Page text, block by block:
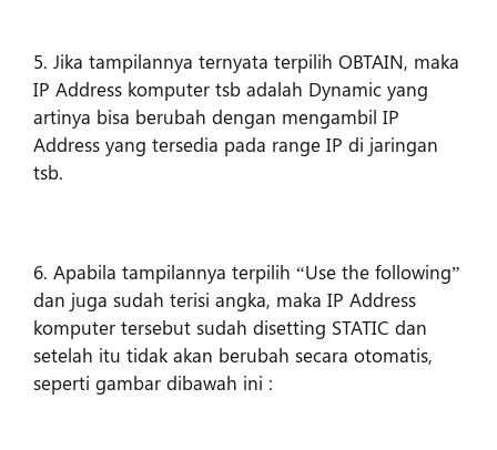
5. Jika tampilannya ternyata terpilih OBTAIN, maka
IP Address komputer tsb adalah Dynamic yang
artinya bisa berubah dengan mengambil IP
Address yang tersedia pada range IP di jaringan
tsb.
6. Apabila tampilannya terpilih “Use the following”
dan juga sudah terisi angka, maka IP Address
komputer tersebut sudah disetting STATIC dan
setelah itu tidak akan berubah secara otomatis,
seperti gambar dibawah ini :